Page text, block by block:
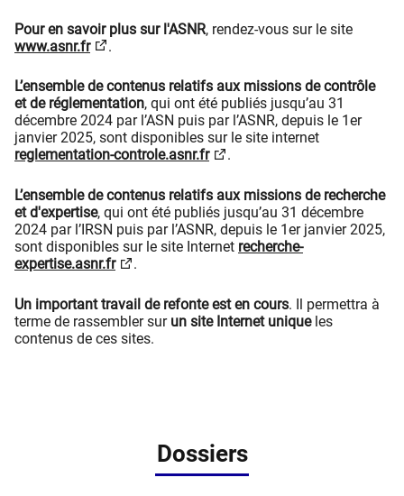
Pour en savoir plus sur l'ASNR, rendez-vous sur le site
www.asnr.fr
.
L’ensemble de contenus relatifs aux missions de contrôle
et de réglementation, qui ont été publiés jusqu’au 31
décembre 2024 par l’ASN puis par l’ASNR, depuis le 1er
janvier 2025, sont disponibles sur le site internet
reglementation-controle.asnr.fr
.
L’ensemble de contenus relatifs aux missions de recherche
et d'expertise, qui ont été publiés jusqu’au 31 décembre
2024 par l’IRSN puis par l’ASNR, depuis le 1er janvier 2025,
sont disponibles sur le site Internet recherche-
expertise.asnr.fr
.
Un important travail de refonte est en cours. Il permettra à
terme de rassembler sur un site Internet uniqueles
contenus de ces sites.
Dossiers